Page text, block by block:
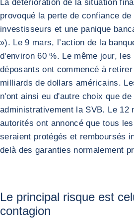
La détérioration de la situation
provoqué la perte de confiance
investisseurs et une panique
»). Le 9 mars, l’action de la
d'environ 60 %. Le même jour,
déposants ont commencé à
milliards de dollars américains.
n'ont ainsi eu d'autre choix que de
administrativement la SVB. Le 12
autorités ont annoncé que tous
seraient protégés et remboursés
delà des garanties normalement
Le principal risque est
contagion